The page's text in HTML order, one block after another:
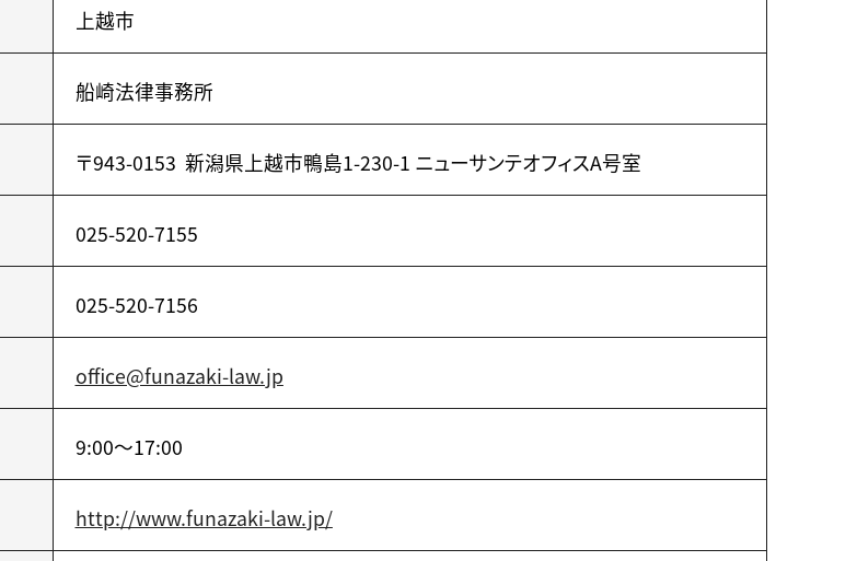
上越市
船崎法律事務所
〒943-0153 新潟県上越市鴨島1-230-1 ニューサンテオフィスA号室
025-520-7155
025-520-7156
office@funazaki-law.jp
9:00〜17:00
http://www.funazaki-law.jp/